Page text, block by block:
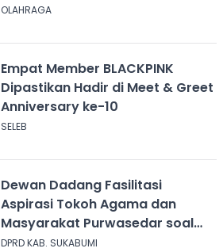
OLAHRAGA
Empat Member BLACKPINK
Dipastikan Hadir di Meet & Greet
Anniversary ke-10
SELEB
Dewan Dadang Fasilitasi
Aspirasi Tokoh Agama dan
Masyarakat Purwasedar soal
Penolakan Konser Reggae
DPRD KAB. SUKABUMI